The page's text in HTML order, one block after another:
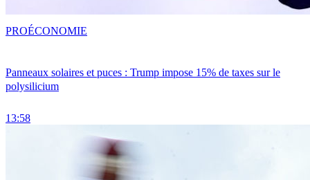
Panneaux solaires et puces : Trump impose 15% de taxes sur le
polysilicium
13:58
PROÉCONOMIE